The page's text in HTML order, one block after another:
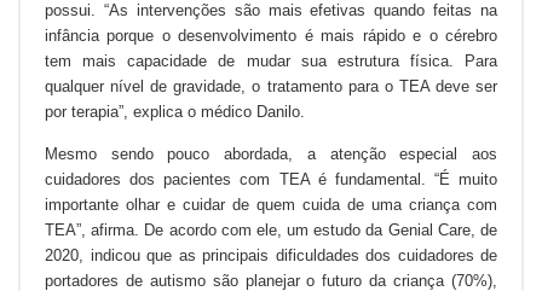
possui. “As intervenções são mais efetivas quando feitas na
infância porque o desenvolvimento é mais rápido e o cérebro
tem mais capacidade de mudar sua estrutura física. Para
qualquer nível de gravidade, o tratamento para o TEA deve ser
por terapia”, explica o médico Danilo.
Mesmo sendo pouco abordada, a atenção especial aos
cuidadores dos pacientes com TEA é fundamental. “É muito
importante olhar e cuidar de quem cuida de uma criança com
TEA”, afirma. De acordo com ele, um estudo da Genial Care, de
2020, indicou que as principais dificuldades dos cuidadores de
portadores de autismo são planejar o futuro da criança (70%),